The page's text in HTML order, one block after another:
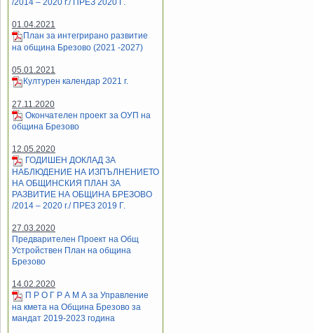
/2014 – 2020 г./ ПРЕЗ 2020 Г.
01.04.2021
План за интегрирано развитие
на община Брезово (2021 -2027)
05.01.2021
Културен календар 2021 г.
27.11.2020
Окончателен проект за ОУП на
община Брезово
12.05.2020
ГОДИШЕН ДОКЛАД ЗА
НАБЛЮДЕНИЕ НА ИЗПЪЛНЕНИЕТО
НА ОБЩИНСКИЯ ПЛАН ЗА
РАЗВИТИЕ НА ОБЩИНА БРЕЗОВО
/2014 – 2020 г./ ПРЕЗ 2019 Г.
27.03.2020
Предварителен Проект на Общ
Устройствен План на община
Брезово
14.02.2020
П Р О Г Р А М А за Управление
на кмета на Община Брезово за
мандат 2019-2023 година